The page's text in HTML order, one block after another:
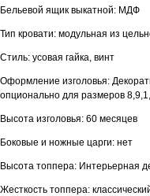
Бельевой ящик выкатной: МДФ
Тип кровати: модульная из
Стиль: усовая гайка, винт
Оформление изголовья:
опционально для размеров
Высота изголовья: 60 месяцев
Боковые и ножные царги: нет
Высота топпера: Интерьерная
Жесткость топпера: